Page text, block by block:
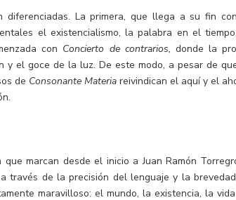
La primera, que llega a su fin
el existencialismo, la palabra en el
con Concierto de contrarios,donde la
y el goce de la luz. De este modo, a pesar de
de Consonante Materia reivindican el aquí y el
marcan desde el inicio a Juan Ramón
través de la precisión del lenguaje y la
maravilloso: el mundo, la existencia, la